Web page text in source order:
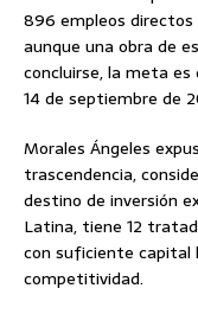
896 empleos directos
aunque una obra de
concluirse, la meta es
14 de septiembre de
Morales Ángeles
trascendencia,
destino de inversión
Latina, tiene 12
con suficiente capital
competitividad.